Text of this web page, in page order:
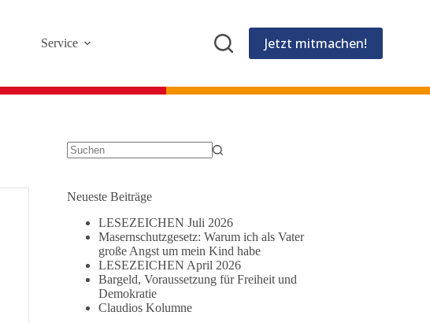
Service Jetzt mitmachen!
Neueste Beiträge
LESEZEICHEN Juli 2026
Masernschutzgesetz: Warum ich als Vater
große Angst um mein Kind habe
LESEZEICHEN April 2026
Bargeld, Voraussetzung für Freiheit und
Demokratie
Claudios Kolumne